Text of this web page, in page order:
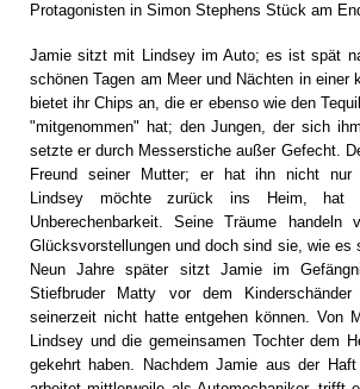
Protagonisten in Simon Stephens Stück am
Jamie sitzt mit Lindsey im Auto; es ist spät
schönen Tagen am Meer und Nächten in einer
bietet ihr Chips an, die er ebenso wie den
"mitgenommen" hat; den Jungen, der sich
setzte er durch Messerstiche außer Gefecht.
Freund seiner Mutter; er hat ihn nicht nur
Lindsey möchte zurück ins Heim, hat
Unberechenbarkeit. Seine Träume handeln
Glücksvorstellungen und doch sind sie, wie es
Neun Jahre später sitzt Jamie im
Stiefbruder Matty vor dem
seinerzeit nicht hatte entgehen können. Von
Lindsey und die gemeinsamen Tochter dem
gekehrt haben. Nachdem Jamie aus der